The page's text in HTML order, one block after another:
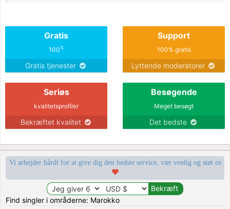
Gratis
100%
Gratis tjenester
Support
100% gratis
Lyttende moderatorer
Seriøs
kvalitetsprofiler
Bekræftet kvalitet
Besøgende
Meget besøgt
Det bedste
Vi arbejder hårdt for at give dig den bedste service, vær venlig og støt os
Find singler i områderne: Marokko